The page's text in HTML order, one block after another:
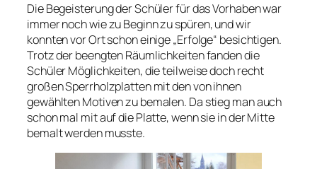
Die Begeisterung der Schüler für das Vorhaben war
immer noch wie zu Beginn zu spüren, und wir
konnten vor Ort schon einige „Erfolge“ besichtigen.
Trotz der beengten Räumlichkeiten fanden die
Schüler Möglichkeiten, die teilweise doch recht
großen Sperrholzplatten mit den von ihnen
gewählten Motiven zu bemalen. Da stieg man auch
schon mal mit auf die Platte, wenn sie in der Mitte
bemalt werden musste.